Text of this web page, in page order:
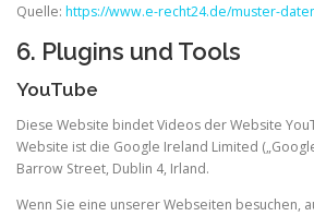
Quelle: https://www.e-recht24.de/muster-
6. Plugins und Tools
YouTube
Diese Website bindet Videos der Website
Website ist die Google Ireland Limited
Barrow Street, Dublin 4, Irland.
Wenn Sie eine unserer Webseiten besuchen,